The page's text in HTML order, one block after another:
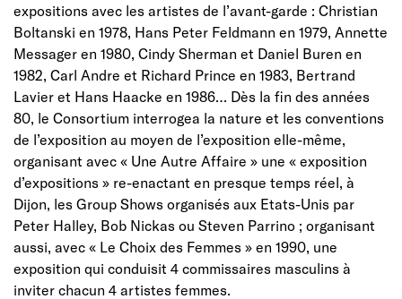
expositions avec les artistes de l’avant-garde : Christian
Boltanski en 1978, Hans Peter Feldmann en 1979, Annette
Messager en 1980, Cindy Sherman et Daniel Buren en
1982, Carl Andre et Richard Prince en 1983, Bertrand
Lavier et Hans Haacke en 1986… Dès la fin des années
80, le Consortium interrogea la nature et les conventions
de l’exposition au moyen de l’exposition elle-même,
organisant avec « Une Autre Affaire » une « exposition
d’expositions » re-enactant en presque temps réel, à
Dijon, les Group Shows organisés aux Etats-Unis par
Peter Halley, Bob Nickas ou Steven Parrino ; organisant
aussi, avec « Le Choix des Femmes » en 1990, une
exposition qui conduisit 4 commissaires masculins à
inviter chacun 4 artistes femmes.